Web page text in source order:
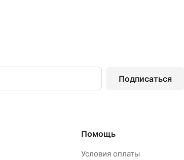
Подписаться
Помощь
Условия оплаты